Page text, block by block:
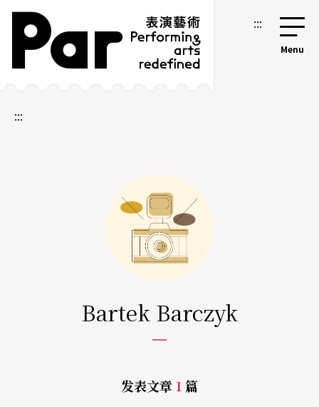
跳到主要内容区块
网站导览 :::
:::
Bartek Barczyk
发表文章 1 篇